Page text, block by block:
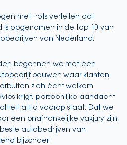
met trots vertellen dat
is opgenomen in de top 10 van
van Nederland.
begonnen we met een
bouwen waar klanten
zich écht welkom
krijgt, persoonlijke aandacht
altijd voorop staat. Dat we
een onafhankelijke vakjury zijn
autobedrijven van
bijzonder.